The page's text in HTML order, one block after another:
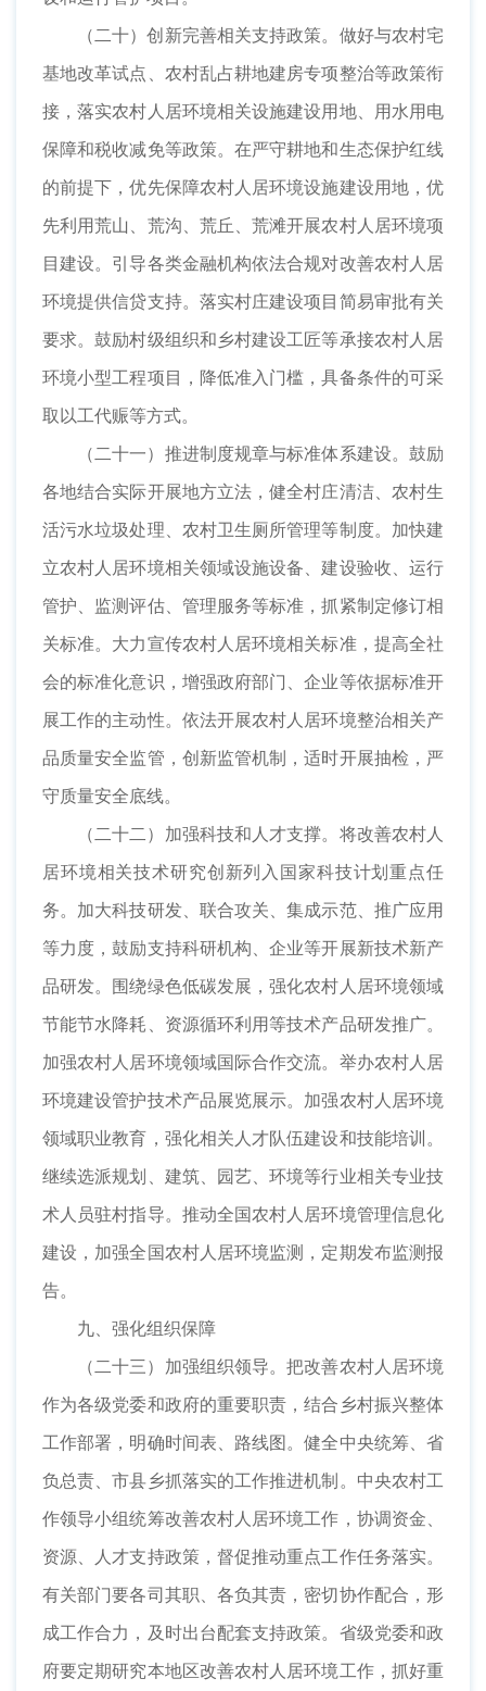
（二十）创新完善相关支持政策。做好与农村宅
基地改革试点、农村乱占耕地建房专项整治等政策衔
接，落实农村人居环境相关设施建设用地、用水用电
保障和税收减免等政策。在严守耕地和生态保护红线
的前提下，优先保障农村人居环境设施建设用地，优
先利用荒山、荒沟、荒丘、荒滩开展农村人居环境项
目建设。引导各类金融机构依法合规对改善农村人居
环境提供信贷支持。落实村庄建设项目简易审批有关
要求。鼓励村级组织和乡村建设工匠等承接农村人居
环境小型工程项目，降低准入门槛，具备条件的可采
取以工代赈等方式。
（二十一）推进制度规章与标准体系建设。鼓励
各地结合实际开展地方立法，健全村庄清洁、农村生
活污水垃圾处理、农村卫生厕所管理等制度。加快建
立农村人居环境相关领域设施设备、建设验收、运行
管护、监测评估、管理服务等标准，抓紧制定修订相
关标准。大力宣传农村人居环境相关标准，提高全社
会的标准化意识，增强政府部门、企业等依据标准开
展工作的主动性。依法开展农村人居环境整治相关产
品质量安全监管，创新监管机制，适时开展抽检，严
守质量安全底线。
（二十二）加强科技和人才支撑。将改善农村人
居环境相关技术研究创新列入国家科技计划重点任
务。加大科技研发、联合攻关、集成示范、推广应用
等力度，鼓励支持科研机构、企业等开展新技术新产
品研发。围绕绿色低碳发展，强化农村人居环境领域
节能节水降耗、资源循环利用等技术产品研发推广。
加强农村人居环境领域国际合作交流。举办农村人居
环境建设管护技术产品展览展示。加强农村人居环境
领域职业教育，强化相关人才队伍建设和技能培训。
继续选派规划、建筑、园艺、环境等行业相关专业技
术人员驻村指导。推动全国农村人居环境管理信息化
建设，加强全国农村人居环境监测，定期发布监测报
告。
九、强化组织保障
（二十三）加强组织领导。把改善农村人居环境
作为各级党委和政府的重要职责，结合乡村振兴整体
工作部署，明确时间表、路线图。健全中央统筹、省
负总责、市县乡抓落实的工作推进机制。中央农村工
作领导小组统筹改善农村人居环境工作，协调资金、
资源、人才支持政策，督促推动重点工作任务落实。
有关部门要各司其职、各负其责，密切协作配合，形
成工作合力，及时出台配套支持政策。省级党委和政
府要定期研究本地区改善农村人居环境工作，抓好重